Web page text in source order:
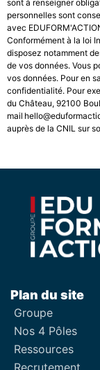
sont à renseigner
personnelles sont
avec
Conformément à la loi
disposez notamment
de vos données. Vous
vos données. Pour en
confidentialité. Pour
du Château, 92100
mail
auprès de la CNIL sur
Plan du site
Groupe
Nos 4 Pôles
Ressources
Recrutement